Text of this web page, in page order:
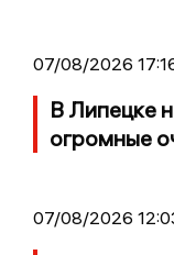
07/08/2026
В Липецке
огромные
07/08/2026